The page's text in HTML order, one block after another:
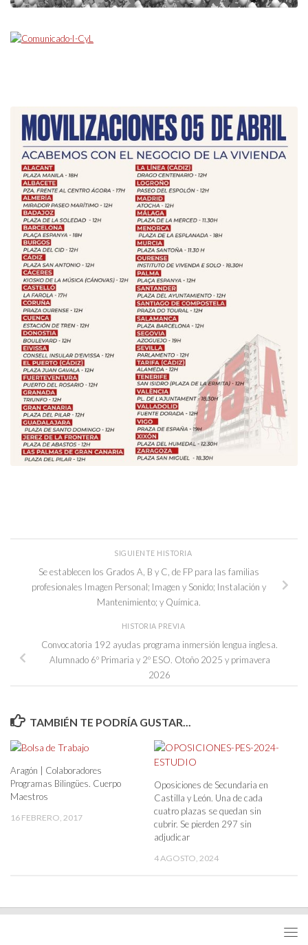
SIGUIENTE HISTORIA
Se establecen los Grados A, B y C, de FP para las familias
profesionales Imagen Personal; Imagen y Sonido; Instalación y
Mantenimiento; y Química.
HISTORIA PREVIA
Convocatoria 192 ayudas programa inmersión lengua inglesa.
Alumnado 6º Primaria y 2º ESO. Otoño 2025 y primavera
2026
TAMBIÉN TE PODRÍA GUSTAR...
Aragón | Colaboradores
Programas Bilingües. Cuerpo
Maestros
16 FEBRERO, 2017
Oposiciones de Secundaria en
Castilla y León. Una de cada
cuatro plazas se quedan sin
cubrir. Se pierden 297 sin
adjudicar
4 AGOSTO, 2024